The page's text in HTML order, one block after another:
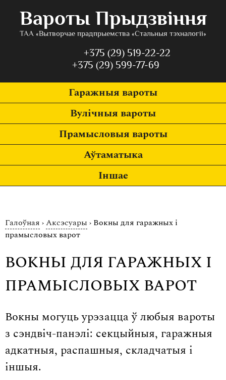
Вароты Прыдзвіння
ТАА «Вытворчае прадпрыемства «Стальныя тэхналогіі»
+375 (29) 519-22-22
+375 (29) 599-77-69
Гаражныя вароты
Вулічныя вароты
Прамысловыя вароты
Аўтаматыка
Іншае
Галоўная ›Аксэсуары › Вокны для гаражных і
прамысловых варот
ВОКНЫ ДЛЯ ГАРАЖНЫХ І
ПРАМЫСЛОВЫХ ВАРОТ
Вокны могуць урэзацца ў любыя вароты
з сэндвіч-панэлі: секцыйныя, гаражныя
адкатныя, распашныя, складчатыя і
іншыя.